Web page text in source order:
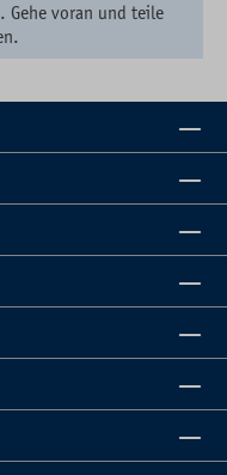
Gehe voran und teile